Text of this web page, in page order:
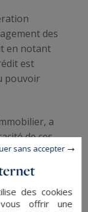
des
en notant
est
pouvoir
a
de ces
immobilier.
été
des cookies
offrir une
sans accepter